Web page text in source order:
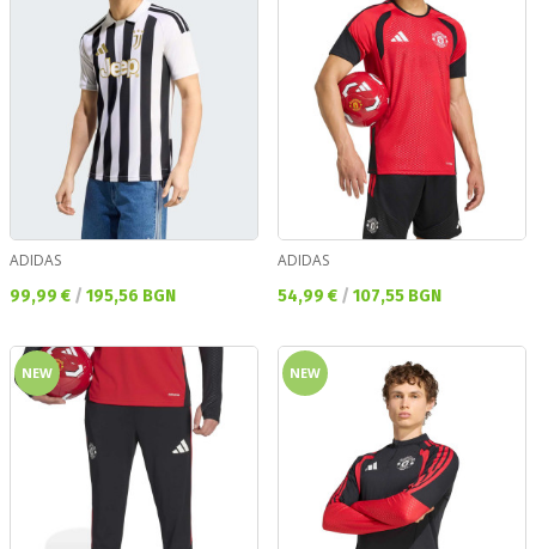
ADIDAS
Текуща цена:
99,99 € / 195,56 BGN
ADIDAS
Текуща цена:
54,99 € / 107,55 BGN
NEW NEW